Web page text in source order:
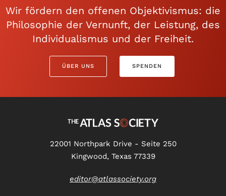
Wir fördern den offenen Objektivismus: die
Philosophie der Vernunft, der Leistung, des
Individualismus und der Freiheit.
ÜBER UNS SPENDEN
22001 Northpark Drive - Seite 250
Kingwood, Texas 77339
editor@atlassociety.org